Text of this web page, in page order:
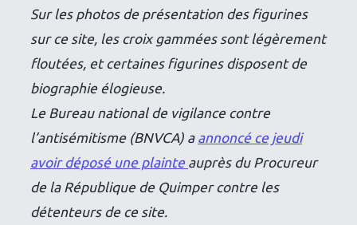
Sur les photos de présentation des figurines
sur ce site, les croix gammées sont légèrement
floutées, et certaines figurines disposent de
biographie élogieuse.
Le Bureau national de vigilance contre
l’antisémitisme (BNVCA) aannoncé ce jeudi
avoir déposé une plainteauprès du Procureur
de la République de Quimper contre les
détenteurs de ce site.